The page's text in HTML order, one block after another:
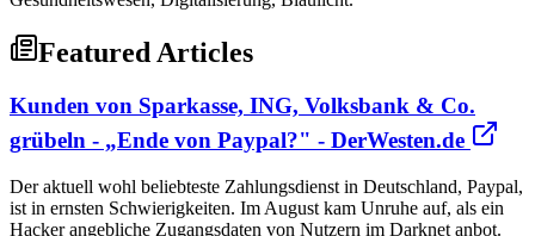
Featured Articles
Kunden von Sparkasse, ING, Volksbank & Co.
grübeln - „Ende von Paypal?" - DerWesten.de
Der aktuell wohl beliebteste Zahlungsdienst in Deutschland, Paypal,
ist in ernsten Schwierigkeiten. Im August kam Unruhe auf, als ein
Hacker angebliche Zugangsdaten von Nutzern im Darknet anbot.